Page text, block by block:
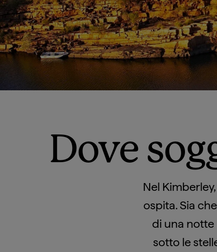
Dove
Nel
ospita. Sia
di una notte
sotto le